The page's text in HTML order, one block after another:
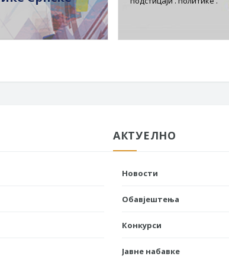
АКТУЕЛНО
Новости
Обавјештења
Конкурси
Јавне набавке